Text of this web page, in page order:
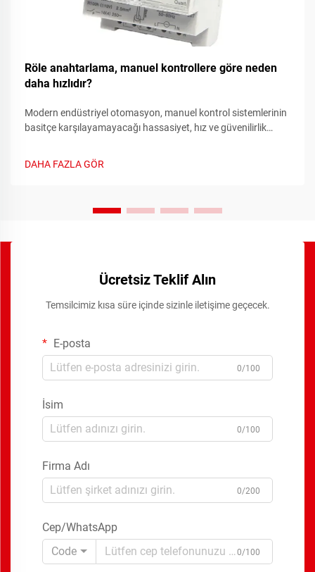
Röle anahtarlama, manuel kontrollere göre neden
daha hızlıdır?
Modern endüstriyel otomasyon, manuel kontrol sistemlerinin
basitçe karşılayamayacağı hassasiyet, hız ve güvenilirlik
röle sistemlere geçiş, elektrik kontrol sistemlerindeki en önemli
DAHA FAZLA GÖR
Ücretsiz Teklif Alın
Temsilcimiz kısa süre içinde sizinle iletişime geçecek.
E-posta
0/100
İsim
0/100
Firma Adı
0/200
Cep/WhatsApp
Code
0/100